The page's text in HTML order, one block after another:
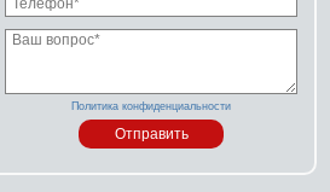
Политика конфиденциальности